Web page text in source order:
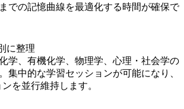
での記憶曲線を最適化する時間が確保で
に整理
学、有機化学、物理学、心理・社会学の
集中的な学習セッションが可能になり、
を並行維持します。